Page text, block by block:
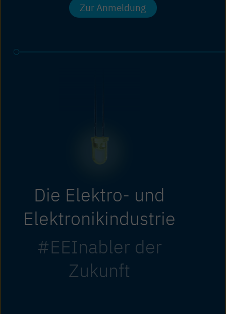
Zur Anmeldung
Die Elektro- und
Elektronikindustrie
#EEInabler der
Zukunft